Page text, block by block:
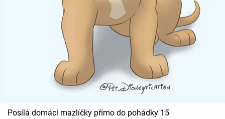
Posílá domácí mazlíčky přímo do pohádky 15